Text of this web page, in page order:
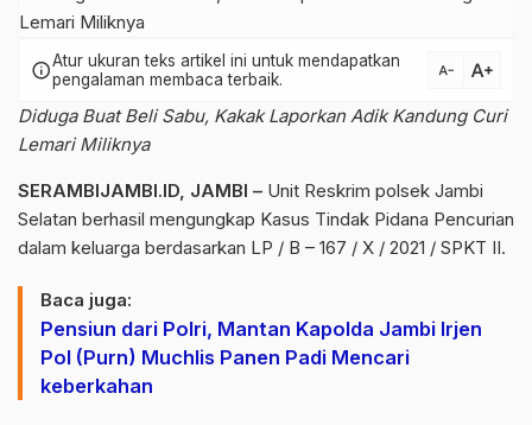
infoAtur ukuran teks artikel ini untuk mendapatkan
pengalaman membaca terbaik.
text_decrease text_increase
Diduga Buat Beli Sabu, Kakak Laporkan Adik Kandung Curi
Lemari Miliknya
SERAMBIJAMBI.ID, JAMBI – Unit Reskrim polsek Jambi
Selatan berhasil mengungkap Kasus Tindak Pidana Pencurian
dalam keluarga berdasarkan LP / B – 167 / X / 2021 / SPKT II.
Baca juga:
Pensiun dari Polri, Mantan Kapolda Jambi Irjen
Pol (Purn) Muchlis Panen Padi Mencari
keberkahan